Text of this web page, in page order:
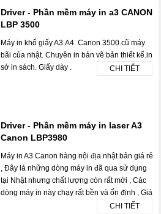
Driver - Phần mềm máy in a3 CANON
LBP 3500
Máy in khổ giấy A3.A4. Canon 3500.cũ máy
bãi của nhật. Chuyên in bản vẽ bản thiết kế.in
sớ in sách. Giấy dày .
CHI TIẾT
Driver - Phần mềm máy in laser A3
Canon LBP3980
Máy in A3 Canon hàng nội địa nhật bản giá rẻ
, Đây là những dòng máy in đã qua sử dụng
tại Nhật nhưng chất lượng còn rất mới , Các
dòng máy in này chạy rất bền và ổn định , Giá
CHI TIẾT